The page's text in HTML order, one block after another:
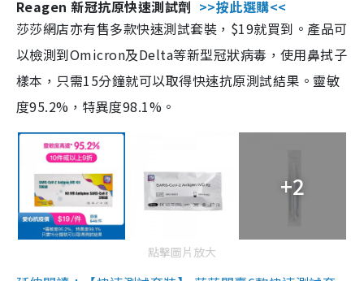
Reagen 新冠抗原快速測試劑 >>按此選購<<
莎莎網店亦有售多款快速測試套裝，$19就買到。產品可
以檢測到Omicron及Delta等新型冠狀病毒，使用鼻拭子
樣本，只需15分鐘就可以取得快速抗原測試結果。靈敏
度95.2%，特異度98.1%。
+2
點擊圖片放大